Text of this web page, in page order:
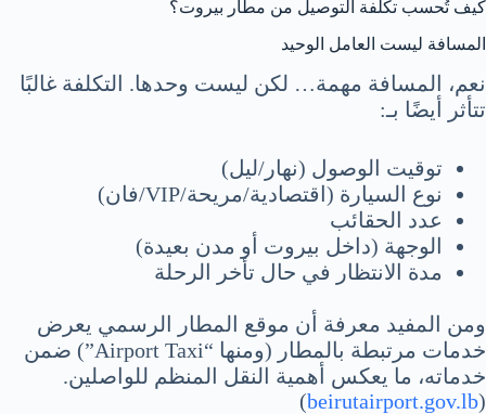
كيف تُحسب تكلفة التوصيل من مطار بيروت؟
المسافة ليست العامل الوحيد
نعم، المسافة مهمة… لكن ليست وحدها. التكلفة غالبًا
تتأثر أيضًا بـ:
توقيت الوصول (نهار/ليل)
نوع السيارة (اقتصادية/مريحة/VIP/فان)
عدد الحقائب
الوجهة (داخل بيروت أو مدن بعيدة)
مدة الانتظار في حال تأخر الرحلة
ومن المفيد معرفة أن موقع المطار الرسمي يعرض
خدمات مرتبطة بالمطار (ومنها “Airport Taxi”) ضمن
خدماته، ما يعكس أهمية النقل المنظم للواصلين.
(
beirutairport.gov.lb
)